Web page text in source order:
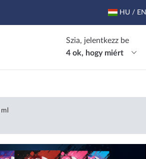
HU / EN
Szia, jelentkezz be
4 ok, hogy miért